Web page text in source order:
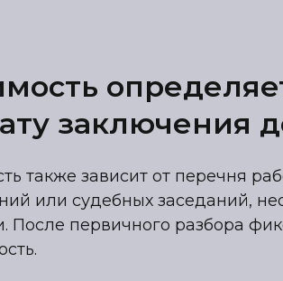
заключения
также зависит от перечня
или судебных заседаний,
После первичного разбора